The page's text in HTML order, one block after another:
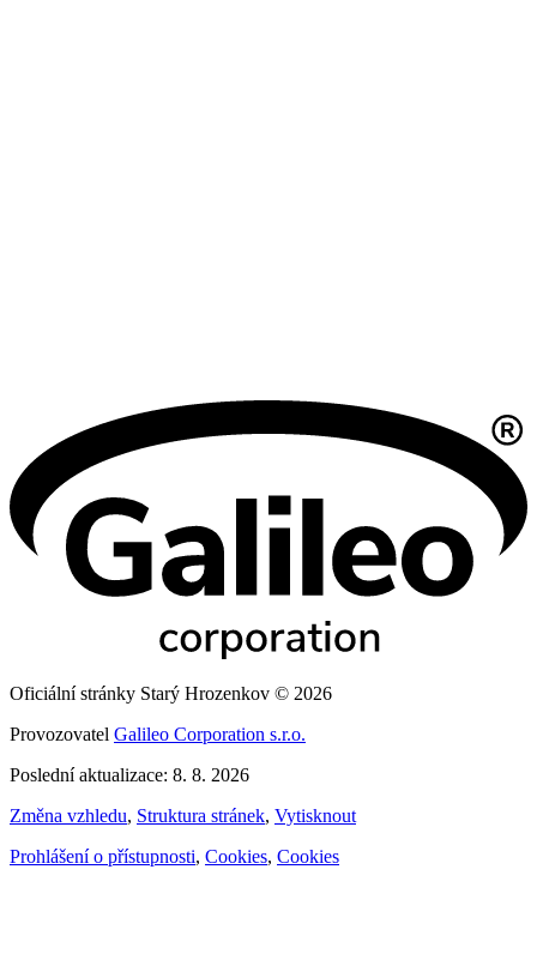
Oficiální stránky Starý Hrozenkov © 2026
Provozovatel Galileo Corporation s.r.o.
Poslední aktualizace: 8. 8. 2026
Změna vzhledu, Struktura stránek, Vytisknout
Prohlášení o přístupnosti, Cookies, Cookies